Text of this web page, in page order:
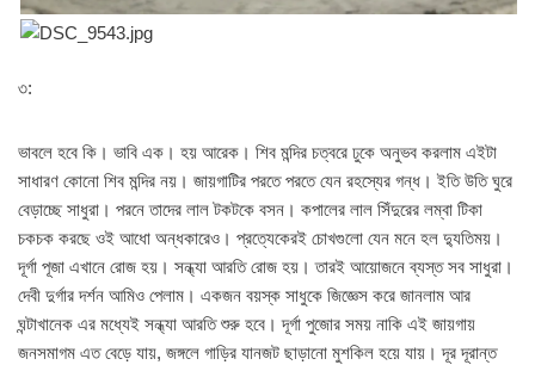
৩:
ভাবলে হবে কি। ভাবি এক। হয় আরেক। শিব মন্দির চত্বরে ঢুকে অনুভব করলাম এইটা
সাধারণ কোনো শিব মন্দির নয়। জায়গাটির পরতে পরতে যেন রহস্যের গন্ধ। ইতি উতি ঘুরে
বেড়াচ্ছে সাধুরা। পরনে তাদের লাল টকটকে বসন। কপালের লাল সিঁদুরের লম্বা টিকা
চকচক করছে ওই আধো অন্ধকারেও। প্রত্যেকেরই চোখগুলো যেন মনে হল দ্যুতিময়।
দূর্গা পূজা এখানে রোজ হয়। সন্ধ্যা আরতি রোজ হয়। তারই আয়োজনে ব্যস্ত সব সাধুরা।
দেবী দুর্গার দর্শন আমিও পেলাম। একজন বয়স্ক সাধুকে জিজ্ঞেস করে জানলাম আর
ঘন্টাখানেক এর মধ্যেই সন্ধ্যা আরতি শুরু হবে। দূর্গা পুজোর সময় নাকি এই জায়গায়
জনসমাগম এত বেড়ে যায়, জঙ্গলে গাড়ির যানজট ছাড়ানো মুশকিল হয়ে যায়। দূর দূরান্ত